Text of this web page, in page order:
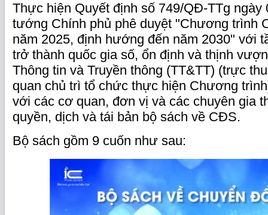
Thực hiện Quyết định số 749/QĐ-TTg ngày
tướng Chính phủ phê duyệt "Chương trình
năm 2025, định hướng đến năm 2030" với
trở thành quốc gia số, ổn định và thịnh
Thông tin và Truyền thông (TT&TT) (trực
quan chủ trì tổ chức thực hiện Chương
với các cơ quan, đơn vị và các chuyên gia
quyền, dịch và tái bản bộ sách về CĐS.
Bộ sách gồm 9 cuốn như sau: